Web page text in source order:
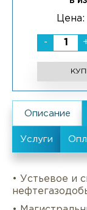
Цена:
-
• Устьевое и